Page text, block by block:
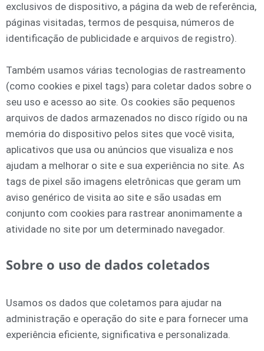
exclusivos de dispositivo, a página da web de referência,
páginas visitadas, termos de pesquisa, números de
identificação de publicidade e arquivos de registro).
Também usamos várias tecnologias de rastreamento
(como cookies e pixel tags) para coletar dados sobre o
seu uso e acesso ao site. Os cookies são pequenos
arquivos de dados armazenados no disco rígido ou na
memória do dispositivo pelos sites que você visita,
aplicativos que usa ou anúncios que visualiza e nos
ajudam a melhorar o site e sua experiência no site. As
tags de pixel são imagens eletrônicas que geram um
aviso genérico de visita ao site e são usadas em
conjunto com cookies para rastrear anonimamente a
atividade no site por um determinado navegador.
Sobre o uso de dados coletados
Usamos os dados que coletamos para ajudar na
administração e operação do site e para fornecer uma
experiência eficiente, significativa e personalizada.